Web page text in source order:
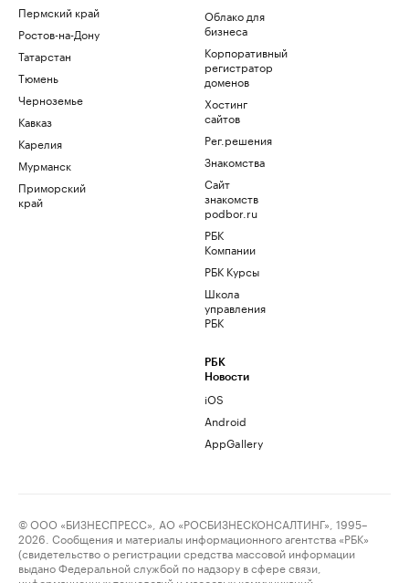
Пермский край
Ростов-на-Дону
Татарстан
Тюмень
Черноземье
Кавказ
Карелия
Мурманск
Приморский
край
Облако для
бизнеса
Корпоративный
регистратор
доменов
Хостинг
сайтов
Рег.решения
Знакомства
Сайт
знакомств
podbor.ru
РБК
Компании
РБК Курсы
Школа
управления
РБК
РБК
Новости
iOS
Android
AppGallery
© ООО «БИЗНЕСПРЕСС», АО «РОСБИЗНЕСКОНСАЛТИНГ», 1995–
2026. Сообщения и материалы информационного агентства «РБК»
(свидетельство о регистрации средства массовой информации
выдано Федеральной службой по надзору в сфере связи,